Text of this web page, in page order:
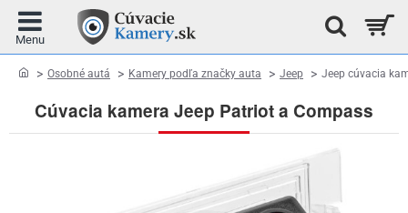
Cúvacia kamera Jeep Patriot a Compass
homeOsobné autá Kamery podľa značky auta Jeep Jeep cúvacia